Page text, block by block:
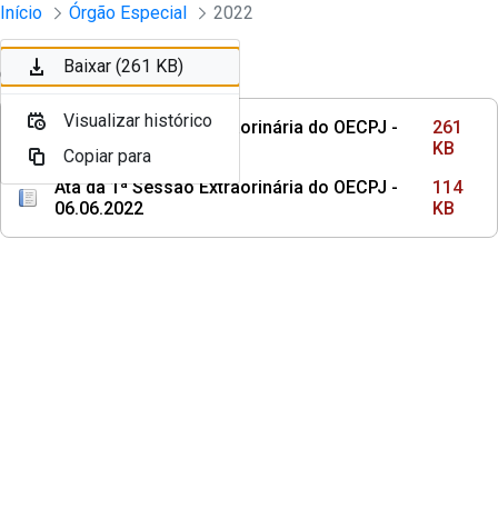
Pular para o Conteúdo principal
Sessões e Reuniões - Documentos
Início Órgão Especial 2022
Ordenar Filtro
Ata da 2ª Sessão Extraorinária do OECPJ -
19.09.2022
261
KB
Ata da 1ª Sessão Extraorinária do OECPJ -
06.06.2022
114
KB
Baixar (261 KB)
Visualizar histórico
Copiar para